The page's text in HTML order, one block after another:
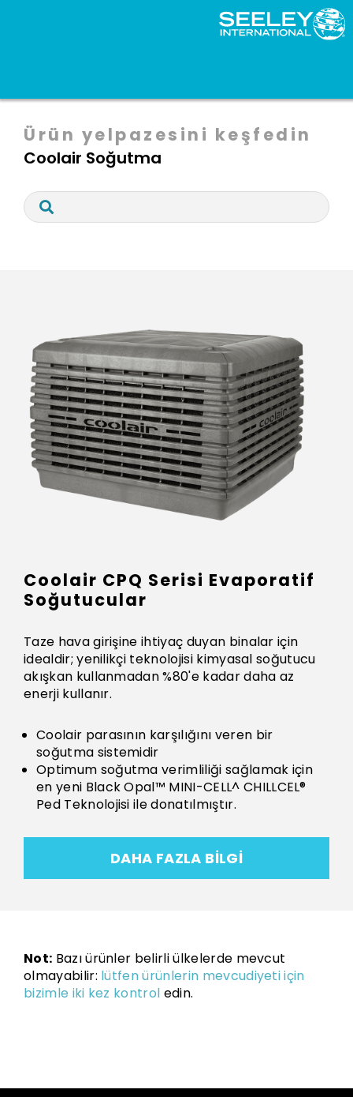
Ürün yelpazesini keşfedin
Coolair Soğutma
Coolair CPQ Serisi Evaporatif
Soğutucular
Taze hava girişine ihtiyaç duyan binalar için
idealdir; yenilikçi teknolojisi kimyasal soğutucu
akışkan kullanmadan %80'e kadar daha az
enerji kullanır.
Coolair parasının karşılığını veren bir
soğutma sistemidir
Optimum soğutma verimliliği sağlamak için
en yeni Black Opal™ MINI-CELL^ CHILLCEL®
Ped Teknolojisi ile donatılmıştır.
DAHA FAZLA BILGI
Not: Bazı ürünler belirli ülkelerde mevcut
olmayabilir: lütfen ürünlerin mevcudiyeti için
bizimle iki kez kontrol edin.